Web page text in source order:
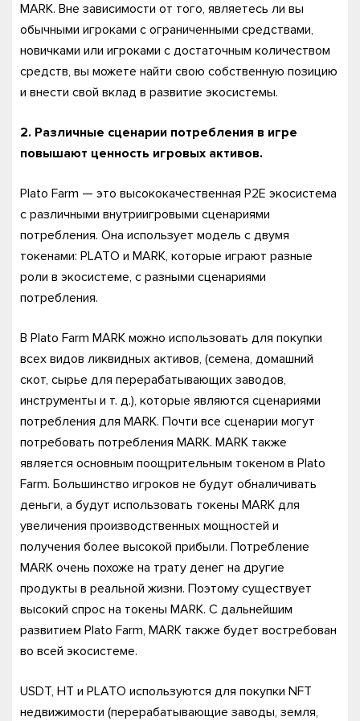
MARK. Вне зависимости от того, являетесь ли вы
обычными игроками с ограниченными средствами,
новичками или игроками с достаточным количеством
средств, вы можете найти свою собственную позицию
и внести свой вклад в развитие экосистемы.
2. Различные сценарии потребления в игре
повышают ценность игровых активов.
Plato Farm — это высококачественная P2E экосистема
с различными внутриигровыми сценариями
потребления. Она использует модель с двумя
токенами: PLATO и MARK, которые играют разные
роли в экосистеме, с разными сценариями
потребления.
В Plato Farm MARK можно использовать для покупки
всех видов ликвидных активов, (семена, домашний
скот, сырье для перерабатывающих заводов,
инструменты и т. д.), которые являются сценариями
потребления для MARK. Почти все сценарии могут
потребовать потребления MARK. MARK также
является основным поощрительным токеном в Plato
Farm. Большинство игроков не будут обналичивать
деньги, а будут использовать токены MARK для
увеличения производственных мощностей и
получения более высокой прибыли. Потребление
MARK очень похоже на трату денег на другие
продукты в реальной жизни. Поэтому существует
высокий спрос на токены MARK. С дальнейшим
развитием Plato Farm, MARK также будет востребован
во всей экосистеме.
USDT, HT и PLATO используются для покупки NFT
недвижимости (перерабатывающие заводы, земля,